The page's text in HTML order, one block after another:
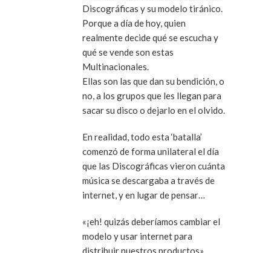
Discográficas y su modelo tiránico.
Porque a día de hoy, quien
realmente decide qué se escucha y
qué se vende son estas
Multinacionales.
Ellas son las que dan su bendición, o
no, a los grupos que les llegan para
sacar su disco o dejarlo en el olvido.
En realidad, todo esta ‘batalla’
comenzó de forma unilateral el día
que las Discográficas vieron cuánta
música se descargaba a través de
internet, y en lugar de pensar…
«¡eh! quizás deberíamos cambiar el
modelo y usar internet para
distribuir nuestros productos»